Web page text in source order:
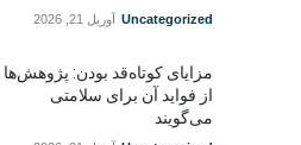
Uncategorized آوریل 21, 2026
مزایای کوتاه‌قد بودن: پژوهش‌ها
از فواید آن برای سلامتی
می‌گویند